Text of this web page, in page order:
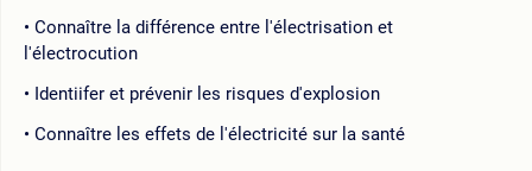
Connaître la différence entre l'électrisation et
l'électrocution
Identiifer et prévenir les risques d'explosion
Connaître les effets de l'électricité sur la santé